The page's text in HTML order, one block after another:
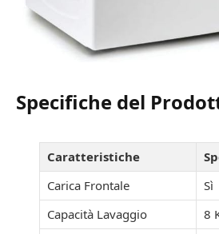
Specifiche del
Caratteristiche
Carica Frontale
Sì
Capacità Lavaggio
8